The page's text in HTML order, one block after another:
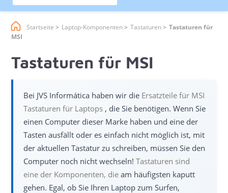
Startseite Laptop-Komponenten Tastaturen
Tastaturen für
MSI
Tastaturen für MSI
Bei JVS Informática haben wir die Ersatzteile für MSI
Tastaturen für Laptops , die Sie benötigen. Wenn Sie
einen Computer dieser Marke haben und eine der
Tasten ausfällt oder es einfach nicht möglich ist, mit
der aktuellen Tastatur zu schreiben, müssen Sie den
Computer noch nicht wechseln!Tastaturen sind
eine der Komponenten, die am häufigsten kaputt
gehen. Egal, ob Sie Ihren Laptop zum Surfen,